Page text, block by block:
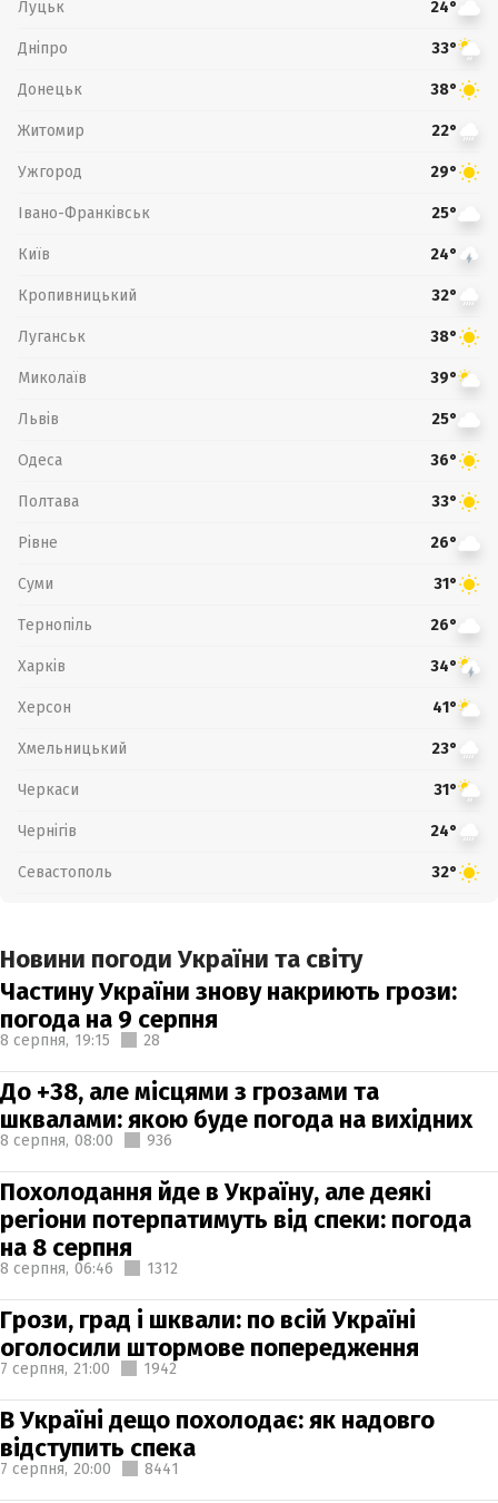
Луцьк 24°
Дніпро 33°
Донецьк 38°
Житомир 22°
Ужгород 29°
Івано-Франківськ 25°
Київ 24°
Кропивницький 32°
Луганськ 38°
Миколаїв 39°
Львів 25°
Одеса 36°
Полтава 33°
Рівне 26°
Суми 31°
Тернопіль 26°
Харків 34°
Херсон 41°
Хмельницький 23°
Черкаси 31°
Чернігів 24°
Севастополь 32°
Новини погоди України та світу
Частину України знову накриють грози:
погода на 9 серпня
8 серпня, 19:15 28
До +38, але місцями з грозами та
шквалами: якою буде погода на вихідних
8 серпня, 08:00 936
Похолодання йде в Україну, але деякі
регіони потерпатимуть від спеки: погода
на 8 серпня
8 серпня, 06:46 1312
Грози, град і шквали: по всій Україні
оголосили штормове попередження
7 серпня, 21:00 1942
В Україні дещо похолодає: як надовго
відступить спека
7 серпня, 20:00 8441